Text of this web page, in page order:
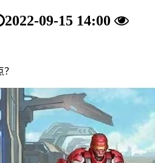
2022-09-15 14:00